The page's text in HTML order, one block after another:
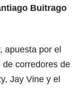
Buitrago
apuesta por el
de corredores de
Jay Vine y el